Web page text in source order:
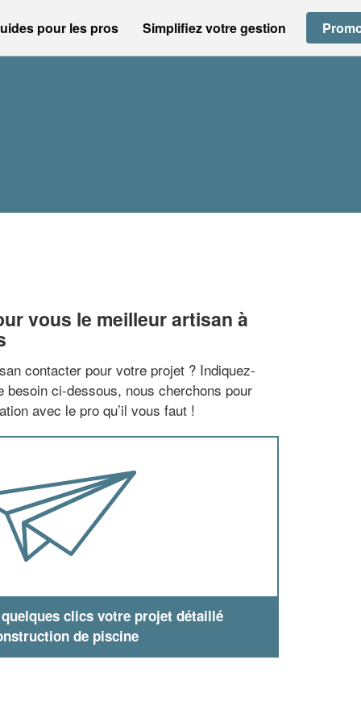
pour les pros Simplifiez votre gestion
vous le meilleur artisan à
contacter pour votre projet ? Indiquez-
besoin ci-dessous, nous cherchons pour
avec le pro qu’il vous faut !
clics votre projet détaillé
de piscine